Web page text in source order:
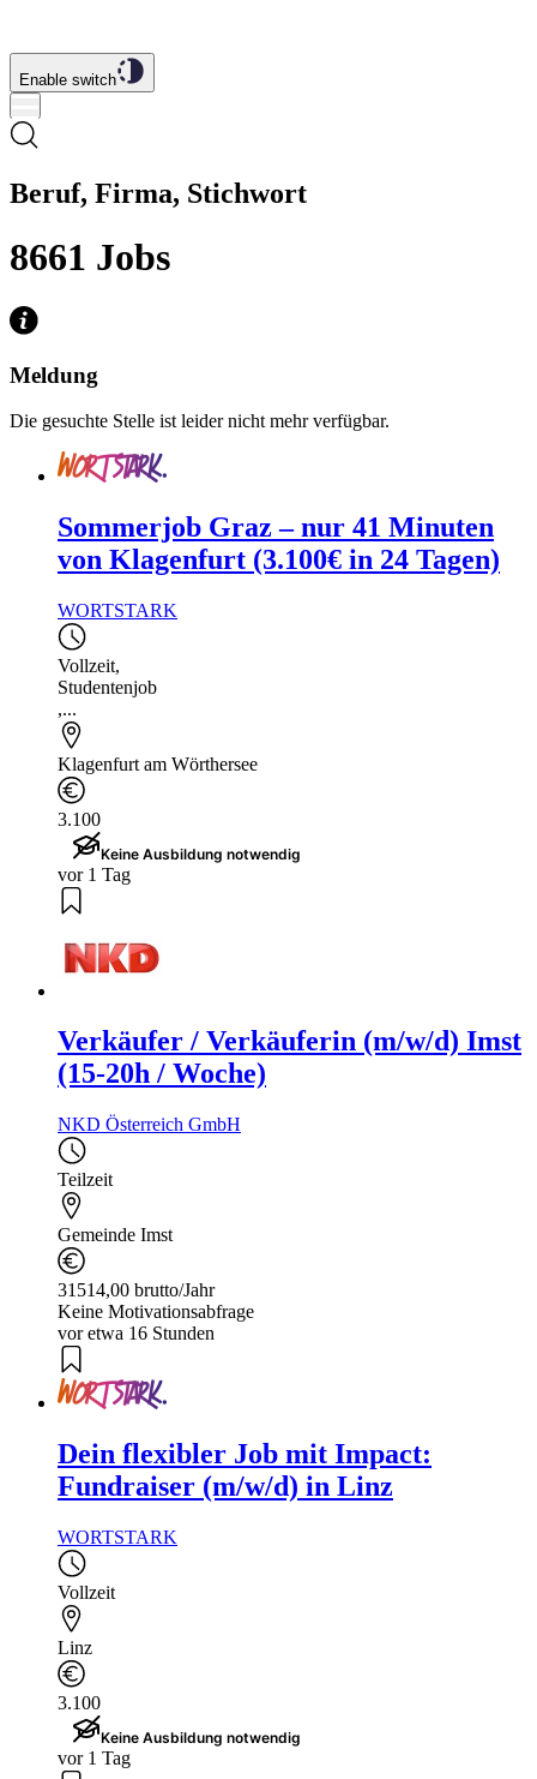
Enable switch
Beruf, Firma, Stichwort
8661 Jobs
Meldung
Die gesuchte Stelle ist leider nicht mehr verfügbar.
Sommerjob Graz – nur 41 Minuten
von Klagenfurt (3.100€ in 24 Tagen)
WORTSTARK
Vollzeit,
Studentenjob
,...
Klagenfurt am Wörthersee
3.100
Keine Ausbildung notwendig
vor 1 Tag
Verkäufer / Verkäuferin (m/w/d) Imst
(15-20h / Woche)
NKD Österreich GmbH
Teilzeit
Gemeinde Imst
31514,00 brutto/Jahr
Keine Motivationsabfrage
vor etwa 16 Stunden
Dein flexibler Job mit Impact:
Fundraiser (m/w/d) in Linz
WORTSTARK
Vollzeit
Linz
3.100
Keine Ausbildung notwendig
vor 1 Tag